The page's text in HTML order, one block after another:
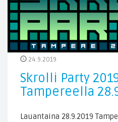
24.9.2019
Skrolli Party
Tampereella
Lauantaina 28.9.2019